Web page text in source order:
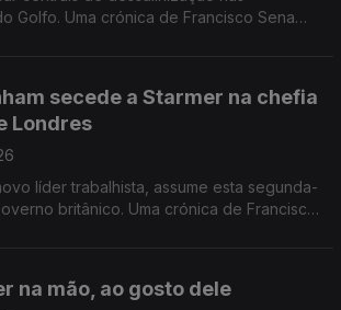
Golfo. Uma crónica de Francisco Sena
secede a Starmer na chefia
Londres
líder trabalhista, assume esta segunda-
britânico. Uma crónica de Francisco
na mão, ao gosto dele